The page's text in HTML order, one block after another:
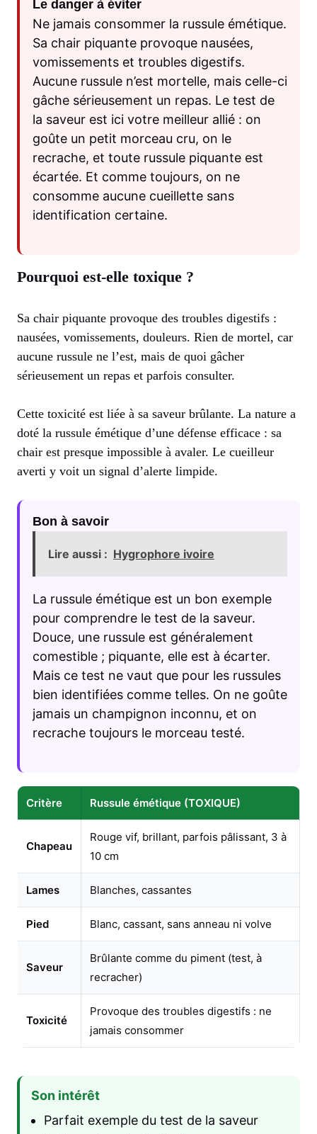
Le danger à éviter
Ne jamais consommer la russule émétique.
Sa chair piquante provoque nausées,
vomissements et troubles digestifs.
Aucune russule n’est mortelle, mais celle-ci
gâche sérieusement un repas. Le test de
la saveur est ici votre meilleur allié : on
goûte un petit morceau cru, on le
recrache, et toute russule piquante est
écartée. Et comme toujours, on ne
consomme aucune cueillette sans
identification certaine.
Pourquoi est-elle toxique ?
Sa chair piquante provoque des troubles digestifs :
nausées, vomissements, douleurs. Rien de mortel, car
aucune russule ne l’est, mais de quoi gâcher
sérieusement un repas et parfois consulter.
Cette toxicité est liée à sa saveur brûlante. La nature a
doté la russule émétique d’une défense efficace : sa
chair est presque impossible à avaler. Le cueilleur
averti y voit un signal d’alerte limpide.
Bon à savoir
Lire aussi : Hygrophore ivoire
La russule émétique est un bon exemple
pour comprendre le test de la saveur.
Douce, une russule est généralement
comestible ; piquante, elle est à écarter.
Mais ce test ne vaut que pour les russules
bien identifiées comme telles. On ne goûte
jamais un champignon inconnu, et on
recrache toujours le morceau testé.
Critère Russule émétique (TOXIQUE)
Chapeau
Rouge vif, brillant, parfois pâlissant, 3 à
10 cm
Lames Blanches, cassantes
Pied Blanc, cassant, sans anneau ni volve
Saveur
Brûlante comme du piment (test, à
recracher)
Toxicité
Provoque des troubles digestifs : ne
jamais consommer
Son intérêt
Parfait exemple du test de la saveur